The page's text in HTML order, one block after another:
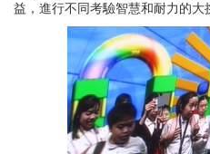
益，進行不同考驗智慧和耐力的大